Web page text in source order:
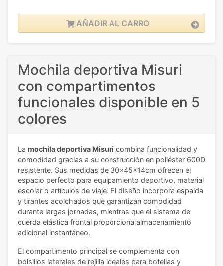
AÑADIR AL CARRO
Mochila deportiva Misuri
con compartimentos
funcionales disponible en 5
colores
La mochila deportiva Misuri combina funcionalidad y
comodidad gracias a su construcción en poliéster 600D
resistente. Sus medidas de 30x45x14cm ofrecen el
espacio perfecto para equipamiento deportivo, material
escolar o artículos de viaje. El diseño incorpora espalda
y tirantes acolchados que garantizan comodidad
durante largas jornadas, mientras que el sistema de
cuerda elástica frontal proporciona almacenamiento
adicional instantáneo.
El compartimento principal se complementa con
bolsillos laterales de rejilla ideales para botellas y